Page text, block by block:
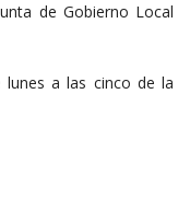
de Gobierno Local
lunes a las cinco de la